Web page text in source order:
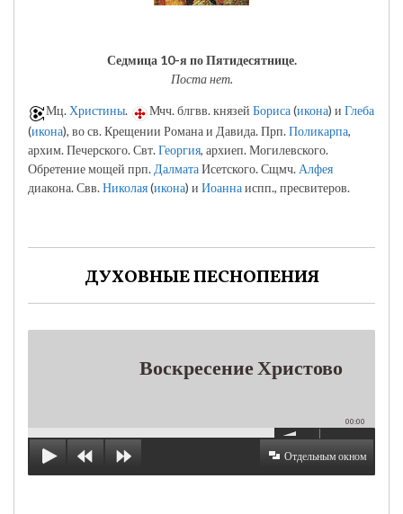
Седмица 10-я по Пятидесятнице.
Поста нет.
Мц. Христины. Мчч. блгвв. князей Бориса(икона) и Глеба
(икона), во св. Крещении Романа и Давида. Прп.Поликарпа,
архим. Печерского. Свт.Георгия, архиеп. Могилевского.
Обретение мощей прп.ДалматаИсетского. Сщмч.Алфея
диакона. Свв.Николая(икона) и Иоаннаиспп., пресвитеров.
ДУХОВНЫЕ ПЕСНОПЕНИЯ
Воскресение Христово
00:00
Отдельным окном